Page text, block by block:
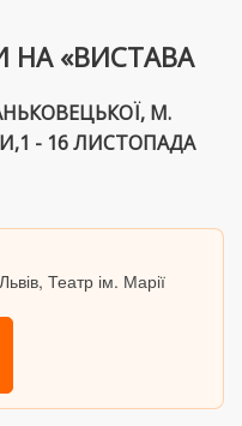
НА «ВИСТАВА
М.
- 16 ЛИСТОПАДА
Театр ім. Марії